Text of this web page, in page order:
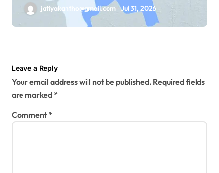
jatiyakantho@gmail.com Jul 31, 2026
Leave a Reply
Your email address will not be published. Required fields
are marked*
Comment*